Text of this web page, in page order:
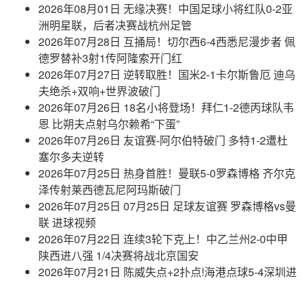
2026年08月01日 无缘决赛！中国足球小将红队0-2亚
洲明星联，后者决赛战杭州足管
2026年07月28日 互捅局！切尔西6-4西悉尼漫步者 佩
德罗替补3射1传阿隆索开门红
2026年07月27日 逆转取胜！国米2-1卡尔斯鲁厄 迪乌
夫绝杀+双响+世界波破门
2026年07月26日 18名小将登场！拜仁1-2德丙球队韦
恩 比朔夫点射乌尔赖希“下蛋”
2026年07月26日 友谊赛-阿尔伯特破门 多特1-2遭杜
塞尔多夫逆转
2026年07月25日 热身首胜！曼联5-0罗森博格 齐尔克
泽传射莱西德瓦尼阿玛斯破门
2026年07月25日 07月25日 足球友谊赛 罗森博格vs曼
联 进球视频
2026年07月22日 连续3轮下克上！中乙兰州2-0中甲
陕西进八强 1/4决赛将战北京国安
2026年07月21日 陈威失点+2扑点!海港点球5-4深圳进